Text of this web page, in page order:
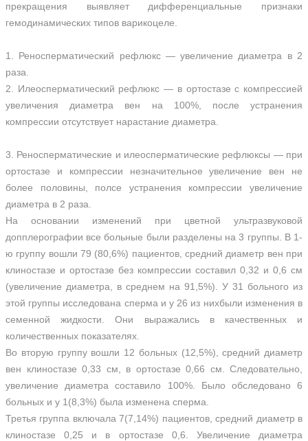
прекращения выявляет дифференциальные признаки
гемодинамических типов варикоцеле.
1. Реносперматический рефлюкс — увеличение диаметра в 2
раза.
2. Илеосперматический рефлюкс — в ортостазе с компрессией
увеличения диаметра вен на 100%, после устранения
компрессии отсутствует нарастание диаметра.
3. Реносперматические и илеосперматические рефлюксы — при
ортостазе и компрессии незначительное увеличение вен не
более половины, полсе устранения компрессии увеличение
диаметра в 2 раза.
На основании изменений при цветной ультразвуковой
допплерографии все больные были разделены на 3 группы. В 1-
ю группу вошли 79 (80,6%) пациентов, средний диаметр вен при
клиностазе и ортостазе без компрессии составил 0,32 и 0,6 см
(увеличение диаметра, в среднем на 91,5%). У 31 больного из
этой группы исследована сперма и у 26 из нихбыли изменения в
семенной жидкости. Они выражались в качественных и
количественных показателях.
Во вторую группу вошли 12 больных (12,5%), средний диаметр
вен клиностазе 0,33 см, в ортостазе 0,66 см. Следовательно,
увеличение диаметра составило 100%. Было обследовано 6
больных и у 1(8,3%) была изменена сперма.
Третья группа включала 7(7,14%) пациентов, средний диаметр в
клиностазе 0,25 и в ортостазе 0,6. Увеличение диаметра